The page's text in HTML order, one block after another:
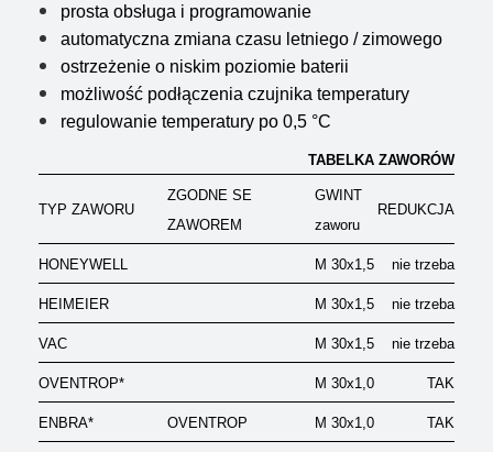
prosta obsługa i programowanie
automatyczna zmiana czasu letniego / zimowego
ostrzeżenie o niskim poziomie baterii
możliwość podłączenia czujnika temperatury
regulowanie temperatury po 0,5 °C
TABELKA ZAWORÓW
TYP ZAWORU
ZGODNE SE
ZAWOREM
GWINT
zaworu
REDUKCJA
HONEYWELL M 30x1,5 nie trzeba
HEIMEIER M 30x1,5 nie trzeba
VAC M 30x1,5 nie trzeba
OVENTROP* M 30x1,0 TAK
ENBRA* OVENTROP M 30x1,0 TAK